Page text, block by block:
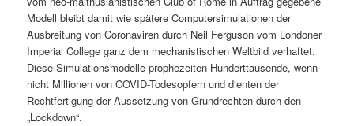
Modell bleibt damit wie spätere Computersimulationen der
Ausbreitung von Coronaviren durch Neil Ferguson vom Londoner
Imperial College ganz dem mechanistischen Weltbild verhaftet.
Diese Simulationsmodelle prophezeiten Hunderttausende, wenn
nicht Millionen von COVID-Todesopfern und dienten der
Rechtfertigung der Aussetzung von Grundrechten durch den
„Lockdown“.